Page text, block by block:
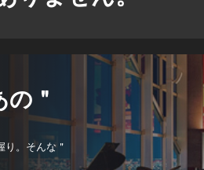
＂
。そんな＂